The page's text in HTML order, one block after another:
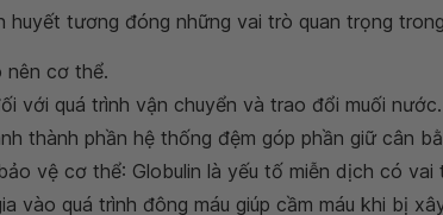
huyết tương đóng những vai trò quan trọng
nên cơ thể.
với quá trình vận chuyển và trao đổi muối nước.
thành phần hệ thống đệm góp phần giữ cân
vệ cơ thể: Globulin là yếu tố miễn dịch có
vào quá trình đông máu giúp cầm máu khi bị